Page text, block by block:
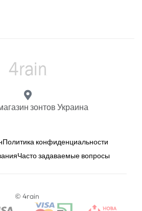
зонтов Украина
Политика конфиденциальности
Часто задаваемые вопросы
© 4rain